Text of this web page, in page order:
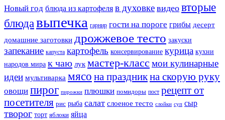
Новый год блюда из картофеля в духовке видео вторые
блюдавыпечка гарнир гости на пороге грибы десерт
домашние заготовки дрожжевое тесто закуски
запекание капуста картофель консервирование курица кухни
народов мира к чаю лук мастер-класс мои кулинарные
идеи мультиварка мясо на праздникна скорую руку
овощи пирог пирожки плюшки помидоры пост рецепт от
посетителя рис рыба салат слоеное тесто слойки суп сыр
творог торт яблоки яйца